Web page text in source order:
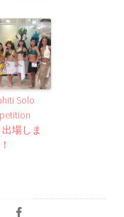
Solo
出場しま